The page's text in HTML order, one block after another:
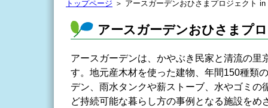
トップページ ＞ アースガーデンおひさまプロジェクト in
アースガーデンおひさまプ
アースガーデンは、かやぶき民家と清流の里
す。地元産木材を使った建物、年間150種類
デン、雨水タンクや薪ストーブ、水やゴミの
ど持続可能な暮らし方の事例となる施設をめ